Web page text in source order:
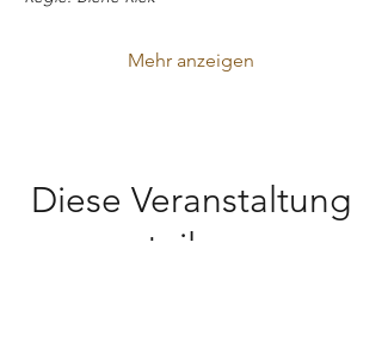
Mehr anzeigen
Diese Veranstaltung
teilen